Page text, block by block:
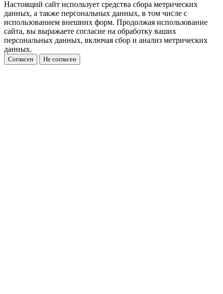
Настоящий сайт использует средства сбора метрических
данных, а также персональных данных, в том числе с
использованием внешних форм. Продолжая использование
сайта, вы выражаете согласие на обработку ваших
персональных данных, включая сбор и анализ метрических
данных.
Согласен Не согласен